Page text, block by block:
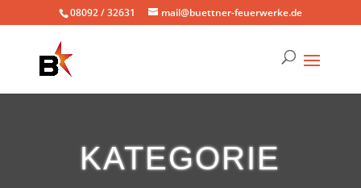
08092 / 32631 mail@buettner-feuerwerke.de
KATEGORIE